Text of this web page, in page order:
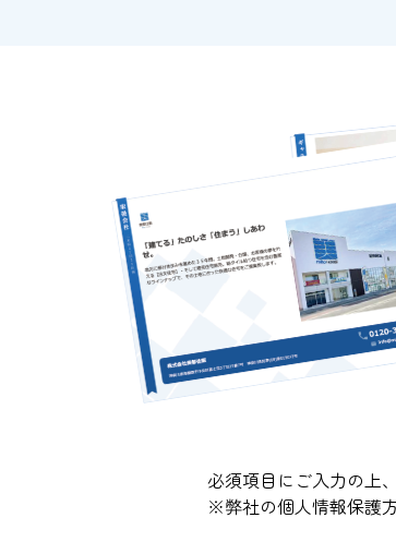
必須項目にご入力の上
※弊社の個人情報保護